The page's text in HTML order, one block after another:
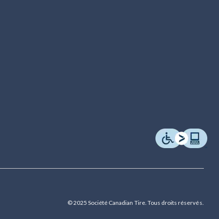
© 2025 Société Canadian Tire. Tous droits réservés.